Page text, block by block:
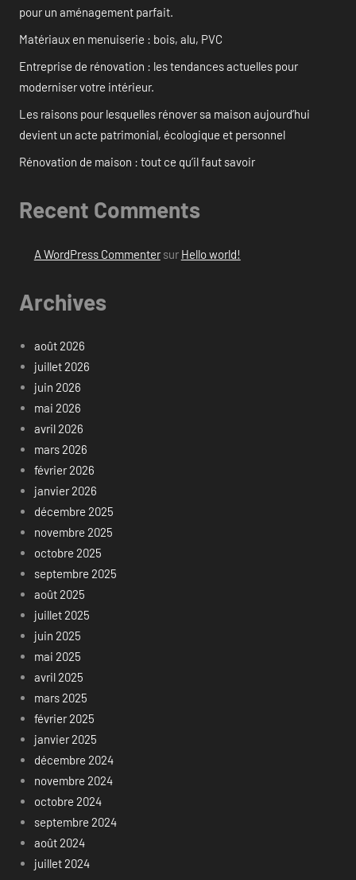
pour un aménagement parfait.
Matériaux en menuiserie : bois, alu, PVC
Entreprise de rénovation : les tendances actuelles pour
moderniser votre intérieur.
Les raisons pour lesquelles rénover sa maison aujourd’hui
devient un acte patrimonial, écologique et personnel
Rénovation de maison : tout ce qu’il faut savoir
Recent Comments
A WordPress Commentersur Hello world!
Archives
août 2026
juillet 2026
juin 2026
mai 2026
avril 2026
mars 2026
février 2026
janvier 2026
décembre 2025
novembre 2025
octobre 2025
septembre 2025
août 2025
juillet 2025
juin 2025
mai 2025
avril 2025
mars 2025
février 2025
janvier 2025
décembre 2024
novembre 2024
octobre 2024
septembre 2024
août 2024
juillet 2024